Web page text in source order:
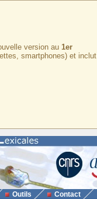
version au 1er
smartphones) et inclut
Outils Contact